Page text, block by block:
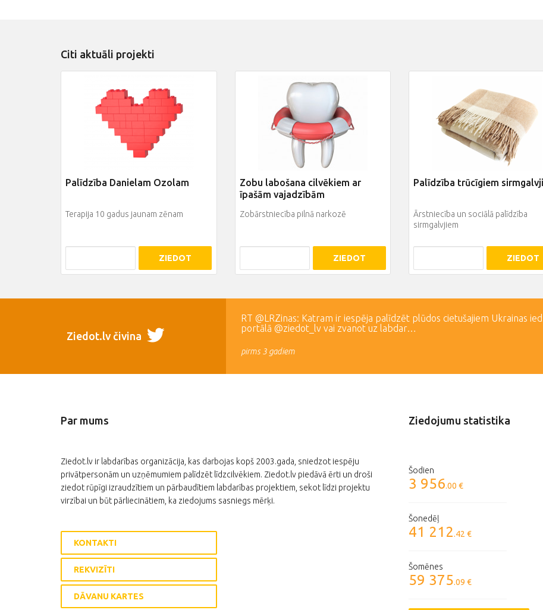
Citi aktuāli projekti
Palīdzība Danielam Ozolam
Terapija 10 gadus jaunam zēnam
ZIEDOT
Zobu labošana cilvēkiem ar
īpašām vajadzībām
Zobārstniecība pilnā narkozē
ZIEDOT
Palīdzība trūcīgiem
Ārstniecība un sociālā palīdzība
sirmgalvjiem
ZIEDOT
Ziedot.lv čivina
RT @LRZinas: Katram ir iespēja palīdzēt plūdos cietušajiem Ukrainas
portālā @ziedot_lv vai zvanot uz labdar…
pirms 3 gadiem
Par mums
Ziedot.lv ir labdarības organizācija, kas darbojas kopš 2003.gada, sniedzot iespēju
privātpersonām un uzņēmumiem palīdzēt līdzcilvēkiem. Ziedot.lv piedāvā ērti un droši
ziedot rūpīgi izraudzītiem un pārbaudītiem labdarības projektiem, sekot līdzi projektu
virzībai un būt pārliecinātiem, ka ziedojums sasniegs mērķi.
KONTAKTI
REKVIZĪTI
DĀVANU KARTES
Ziedojumu statistika
Šodien
3 956.00 €
Šonedēļ
41 212.42 €
Šomēnes
59 375.09 €